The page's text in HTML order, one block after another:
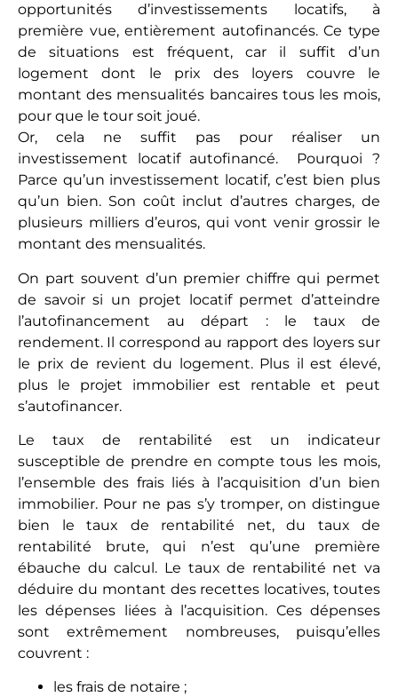
opportunités d’investissements locatifs, à
première vue, entièrement autofinancés. Ce type
de situations est fréquent, car il suffit d’un
logement dont le prix des loyers couvre le
montant des mensualités bancaires tous les mois,
pour que le tour soit joué.
Or, cela ne suffit pas pour réaliser un
investissement locatif autofinancé. Pourquoi ?
Parce qu’un investissement locatif, c’est bien plus
qu’un bien. Son coût inclut d’autres charges, de
plusieurs milliers d’euros, qui vont venir grossir le
montant des mensualités.
On part souvent d’un premier chiffre qui permet
de savoir si un projet locatif permet d’atteindre
l’autofinancement au départ : le taux de
rendement. Il correspond au rapport des loyers sur
le prix de revient du logement. Plus il est élevé,
plus le projet immobilier est rentable et peut
s’autofinancer.
Le taux de rentabilité est un indicateur
susceptible de prendre en compte tous les mois,
l’ensemble des frais liés à l’acquisition d’un bien
immobilier. Pour ne pas s’y tromper, on distingue
bien le taux de rentabilité net, du taux de
rentabilité brute, qui n’est qu’une première
ébauche du calcul. Le taux de rentabilité net va
déduire du montant des recettes locatives, toutes
les dépenses liées à l’acquisition. Ces dépenses
sont extrêmement nombreuses, puisqu’elles
couvrent :
les frais de notaire ;